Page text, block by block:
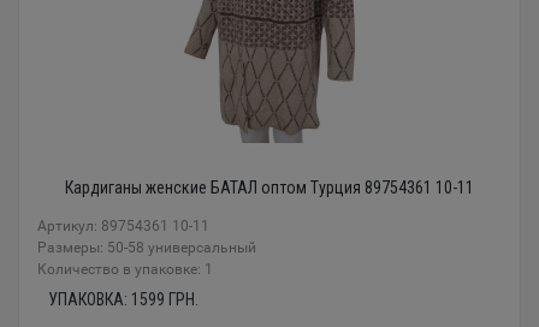
Кардиганы женские БАТАЛ оптом Турция 89754361 10-11
Артикул: 89754361 10-11
Размеры: 50-58 универсальный
Количество в упаковке: 1
УПАКОВКА: 1599 ГРН.